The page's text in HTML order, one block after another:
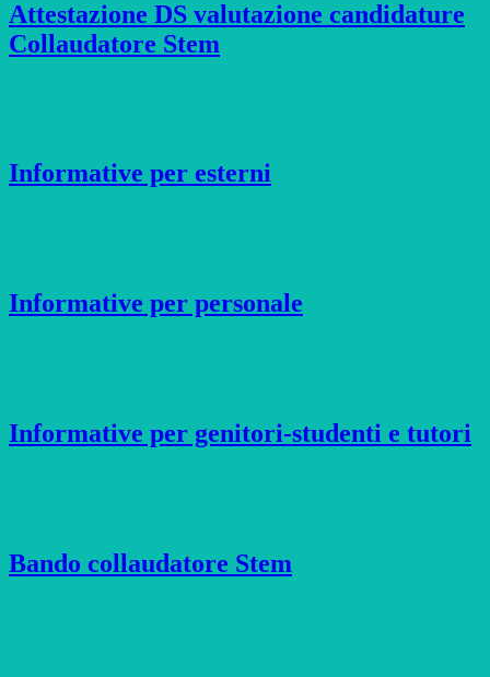
Attestazione DS valutazione candidature
Collaudatore Stem
Informative per esterni
Informative per personale
Informative per genitori-studenti e tutori
Bando collaudatore Stem